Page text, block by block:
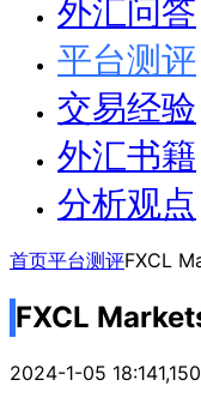
外汇问答
平台测评
交易经验
外汇书籍
分析观点
首页平台测评FXCL
FXCL
2024-1-05 18:141,150